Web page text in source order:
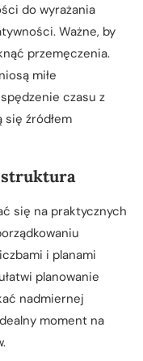
do wyrażania
Ważne, by
przemęczenia.
miłe
czasu z
się źródłem
struktura
się na praktycznych
i planami
planowanie
nadmiernej
moment na